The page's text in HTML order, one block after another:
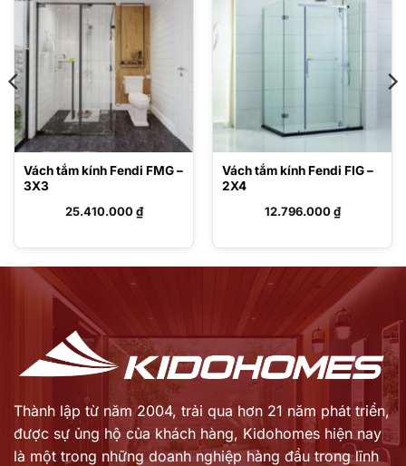
Vách tắm kính Fendi FMG –
3X3
25.410.000₫
Vách tắm kính Fendi FIG –
2X4
12.796.000₫
Thành lập từ năm 2004, trải qua hơn 21 năm phát triển,
được sự ủng hộ của khách hàng, Kidohomes hiện nay
là một trong những doanh nghiệp hàng đầu trong lĩnh